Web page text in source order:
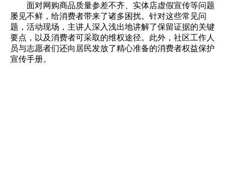
面对网购商品质量参差不齐、实体店虚假宣传等问题
屡见不鲜，给消费者带来了诸多困扰。针对这些常见问
题，活动现场，主讲人深入浅出地讲解了保留证据的关键
要点，以及消费者可采取的维权途径。此外，社区工作人
员与志愿者们还向居民发放了精心准备的消费者权益保护
宣传手册。